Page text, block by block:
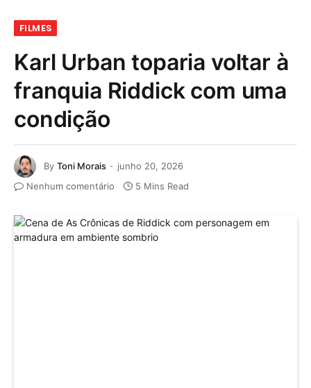
FILMES
Karl Urban toparia voltar à
franquia Riddick com uma
condição
By Toni Morais
junho 20, 2026
Nenhum comentário
5 Mins Read